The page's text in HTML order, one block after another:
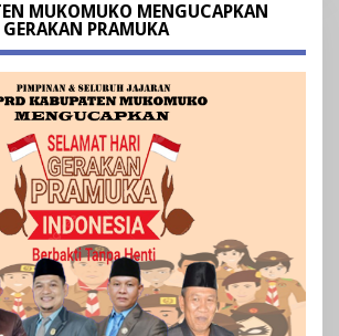
MUKOMUKO MENGUCAPKAN
PRAMUKA